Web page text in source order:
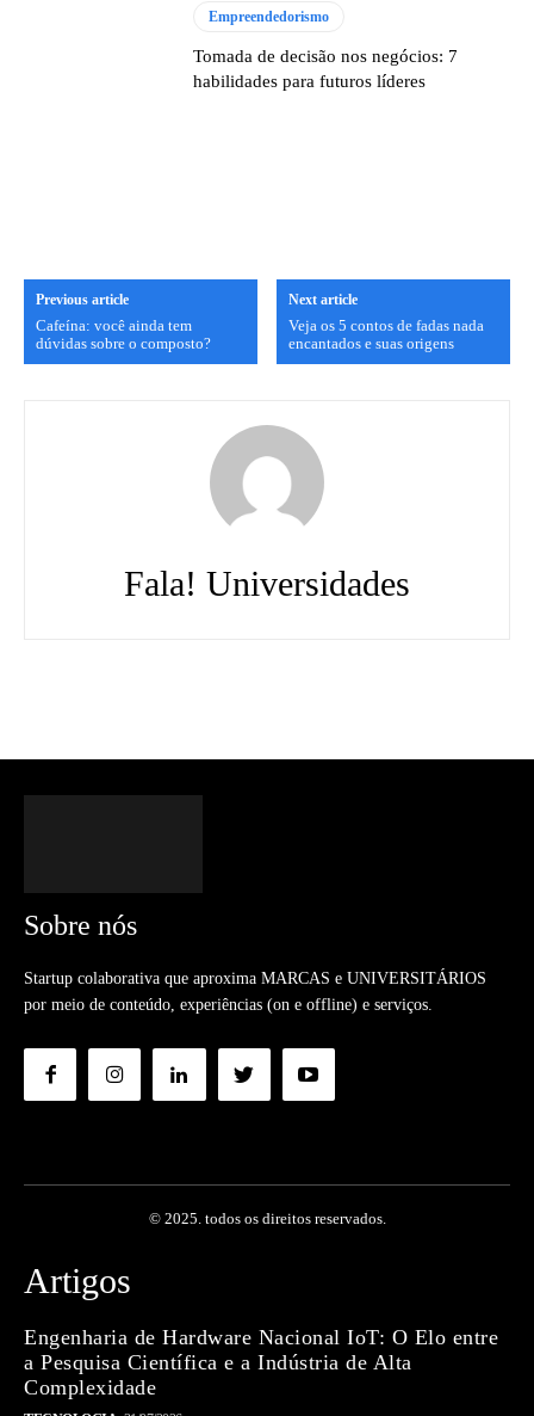
Empreendedorismo
Tomada de decisão nos negócios: 7
habilidades para futuros líderes
Previous article
Cafeína: você ainda tem
dúvidas sobre o composto?
Next article
Veja os 5 contos de fadas nada
encantados e suas origens
Fala! Universidades
Sobre nós
Startup colaborativa que aproxima MARCAS e UNIVERSITÁRIOS
por meio de conteúdo, experiências (on e offline) e serviços.
© 2025. todos os direitos reservados.
Artigos
Engenharia de Hardware Nacional IoT: O Elo entre
a Pesquisa Científica e a Indústria de Alta
Complexidade